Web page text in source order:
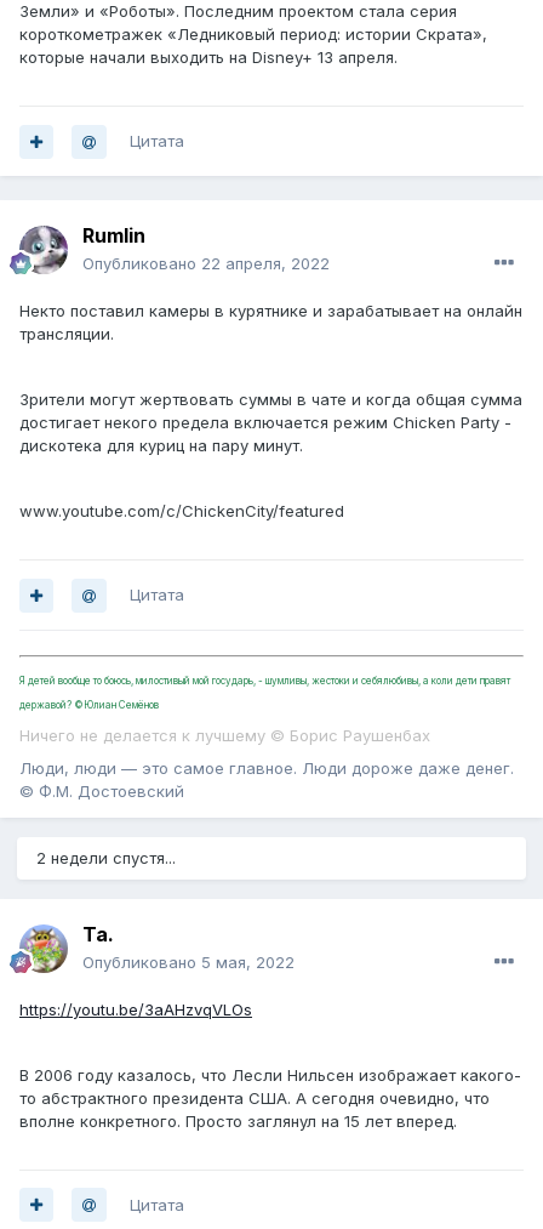
Земли» и «Роботы». Последним проектом стала серия
короткометражек «Ледниковый период: истории Скрата»,
которые начали выходить на Disney+ 13 апреля.
Цитата
Rumlin
Опубликовано 22 апреля, 2022
Некто поставил камеры в курятнике и зарабатывает на онлайн
трансляции.
Зрители могут жертвовать суммы в чате и когда общая сумма
достигает некого предела включается режим Chicken Party -
дискотека для куриц на пару минут.
www.youtube.com/c/ChickenCity/featured
Цитата
Я детей вообще то боюсь, милостивый мой государь, - шумливы, жестоки и себялюбивы, а коли дети правят
державой? ©Юлиан Семёнов
Ничего не делается к лучшему © Борис Раушенбах
Люди, люди — это самое главное. Люди дороже даже денег.
© Ф.М. Достоевский
2 недели спустя...
Ta.
Опубликовано 5 мая, 2022
https://youtu.be/3aAHzvqVLOs
В 2006 году казалось, что Лесли Нильсен изображает какого-
то абстрактного президента США. А сегодня очевидно, что
вполне конкретного. Просто заглянул на 15 лет вперед.
Цитата